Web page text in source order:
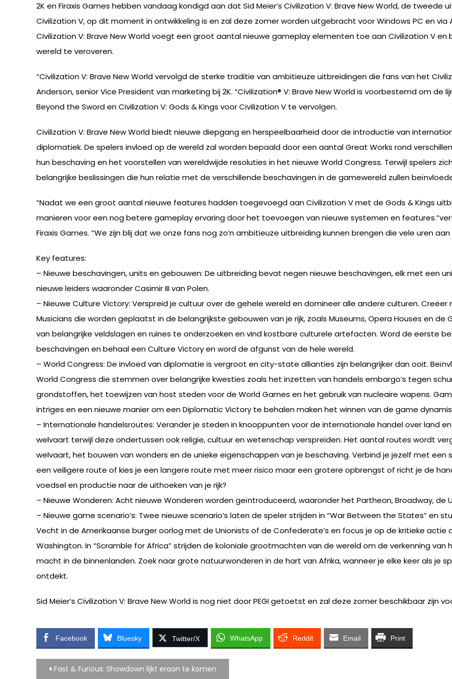
2K en Firaxis Games hebben vandaag kondigd aan dat Sid Meier’s Civilization V: Brave New World, de
Civilization V, op dit moment in ontwikkeling is en zal deze zomer worden uitgebracht voor Windows PC en via
Civilization V: Brave New World voegt een groot aantal nieuwe gameplay elementen toe aan Civilization V
wereld te veroveren.
“Civilization V: Brave New World vervolgd de sterke traditie van ambitieuze uitbreidingen die fans van het
Anderson, senior Vice President van marketing bij 2K. “Civilization® V: Brave New World is voorbestemd om de
Beyond the Sword en Civilization V: Gods & Kings voor Civilization V te vervolgen.
Civilization V: Brave New World biedt nieuwe diepgang en herspeelbaarheid door de introductie van
diplomatiek. De spelers invloed op de wereld zal worden bepaald door een aantal Great Works rond
hun beschaving en het voorstellen van wereldwijde resoluties in het nieuwe World Congress. Terwijl spelers
belangrijke beslissingen die hun relatie met de verschillende beschavingen in de gamewereld zullen
“Nadat we een groot aantal nieuwe features hadden toegevoegd aan Civilization V met de Gods & Kings
manieren voor een nog betere gameplay ervaring door het toevoegen van nieuwe systemen en
Firaxis Games. “We zijn blij dat we onze fans nog zo’n ambitieuze uitbreiding kunnen brengen die vele uren
Key features:
– Nieuwe beschavingen, units en gebouwen: De uitbreiding bevat negen nieuwe beschavingen, elk met een
nieuwe leiders waaronder Casimir III van Polen.
– Nieuwe Culture Victory: Verspreid je cultuur over de gehele wereld en domineer alle andere culturen.
Musicians die worden geplaatst in de belangrijkste gebouwen van je rijk, zoals Museums, Opera Houses en de
van belangrijke veldslagen en ruines te onderzoeken en vind kostbare culturele artefacten. Word de eerste
beschavingen en behaal een Culture Victory en word de afgunst van de hele wereld.
– World Congress: De invloed van diplomatie is vergroot en city-state allianties zijn belangrijker dan ooit.
World Congress die stemmen over belangrijke kwesties zoals het inzetten van handels embargo’s tegen
grondstoffen, het toewijzen van host steden voor de World Games en het gebruik van nucleaire wapens.
intriges en een nieuwe manier om een Diplomatic Victory te behalen maken het winnen van de game
– Internationale handelsroutes: Verander je steden in knooppunten voor de internationale handel over land
welvaart terwijl deze ondertussen ook religie, cultuur en wetenschap verspreiden. Het aantal routes wordt
welvaart, het bouwen van wonders en de unieke eigenschappen van je beschaving. Verbind je jezelf met
een veiligere route of kies je een langere route met meer risico maar een grotere opbrengst of richt je de
voedsel en productie naar de uithoeken van je rijk?
– Nieuwe Wonderen: Acht nieuwe Wonderen worden geïntroduceerd, waaronder het Partheon, Broadway, de
– Nieuwe game scenario’s: Twee nieuwe scenario’s laten de speler strijden in “War Between the States” en
Vecht in de Amerikaanse burger oorlog met de Unionists of de Confederate’s en focus je op de kritieke
Washington. In “Scramble for Africa” strijden de koloniale grootmachten van de wereld om de verkenning
macht in de binnenlanden. Zoek naar grote natuurwonderen in de hart van Afrika, wanneer je elke keer als je
ontdekt.
Sid Meier’s Civilization V: Brave New World is nog niet door PEGI getoetst en zal deze zomer beschikbaar zijn
Facebook Bluesky Twitter/X WhatsApp Reddit Email Print
Bericht
Fast & Furious: Showdown lijkt eraan te komen